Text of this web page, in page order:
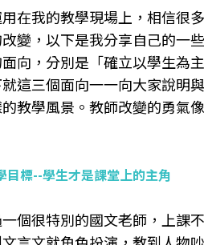
在我的教學現場上，相信很
變，以下是我分享自己的一
向，分別是「確立以學生為
這三個面向一一向大家說明
教學風景。教師改變的勇氣
標--學生才是課堂上的主角
個很特別的國文老師，上課